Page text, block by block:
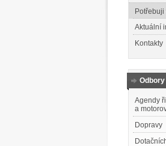
Aktuální
Kontakty
Agendy
a
Dopravy